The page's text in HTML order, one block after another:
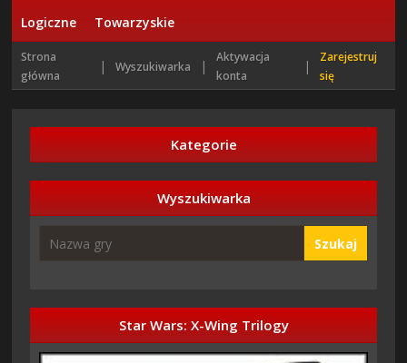
Logiczne Towarzyskie
Strona
główna
| Wyszukiwarka |
Aktywacja
konta
|
Zarejestruj
się
Kategorie
Wyszukiwarka
Szukaj
Star Wars: X-Wing Trilogy